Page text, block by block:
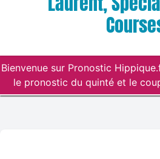
Bienvenue sur Pronostic
le pronostic du quinté et le